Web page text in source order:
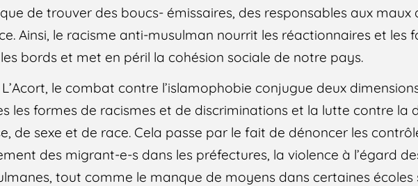
de trouver des boucs- émissaires, des responsables aux
Ainsi, le racisme anti-musulman nourrit les réactionnaires et les
bords et met en péril la cohésion sociale de notre pays.
L’Acort, le combat contre l’islamophobie conjugue deux
les formes de racismes et de discriminations et la lutte contre la
de sexe et de race. Cela passe par le fait de dénoncer les
des migrant-e-s dans les préfectures, la violence à l’égard
tout comme le manque de moyens dans certaines écoles